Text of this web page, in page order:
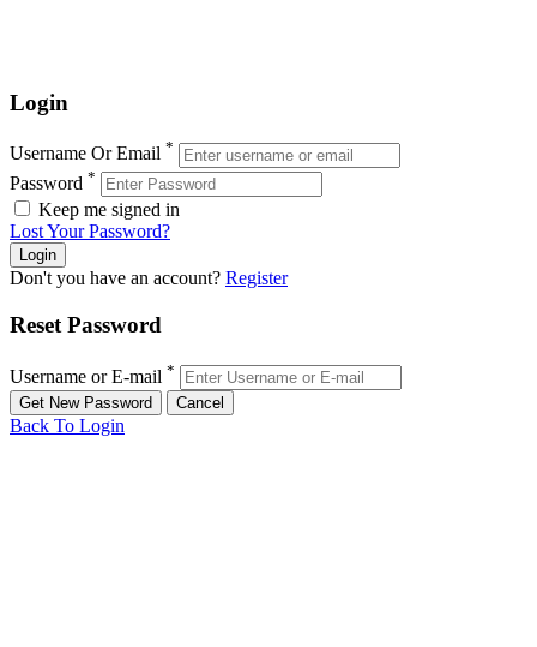
Login
Username Or Email *
Password *
Keep me signed in
Lost Your Password?
Don't you have an account? Register
Reset Password
Username or E-mail *
Back To Login